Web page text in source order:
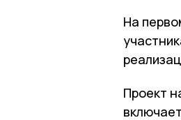
На
Проект